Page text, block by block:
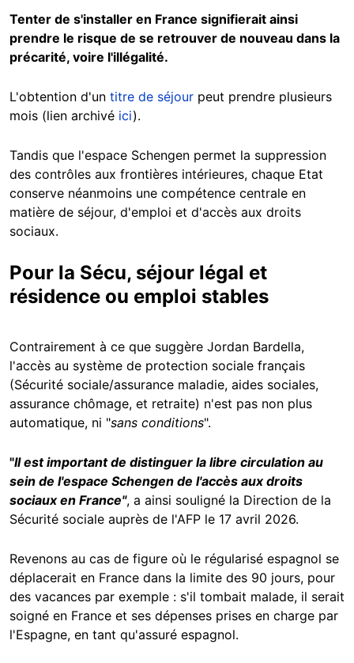
Tenter de s'installer en France signifierait ainsi
prendre le risque de se retrouver de nouveau dans la
précarité, voire l'illégalité.
L'obtention d'un titre de séjour peut prendre plusieurs
mois (lien archivé ici).
Tandis que l'espace Schengen permet la suppression
des contrôles aux frontières intérieures, chaque Etat
conserve néanmoins une compétence centrale en
matière de séjour, d'emploi et d'accès aux droits
sociaux.
Pour la Sécu, séjour légal et
résidence ou emploi stables
Contrairement à ce que suggère Jordan Bardella,
l'accès au système de protection sociale français
(Sécurité sociale/assurance maladie, aides sociales,
assurance chômage, et retraite) n'est pas non plus
automatique, ni "sans conditions".
"Il est important de distinguer la libre circulation au
sein de l'espace Schengen de l'accès aux droits
sociaux en France", a ainsi souligné la Direction de la
Sécurité sociale auprès de l'AFP le 17 avril 2026.
Revenons au cas de figure où le régularisé espagnol se
déplacerait en France dans la limite des 90 jours, pour
des vacances par exemple : s'il tombait malade, il serait
soigné en France et ses dépenses prises en charge par
l'Espagne, en tant qu'assuré espagnol.